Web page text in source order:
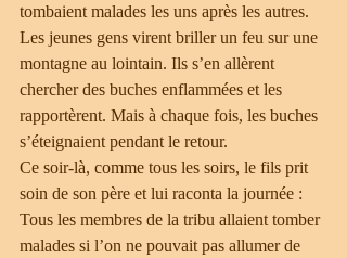
tombaient malades les uns après les autres.
Les jeunes gens virent briller un feu sur une
montagne au lointain. Ils s’en allèrent
chercher des buches enflammées et les
rapportèrent. Mais à chaque fois, les buches
s’éteignaient pendant le retour.
Ce soir-là, comme tous les soirs, le fils prit
soin de son père et lui raconta la journée :
Tous les membres de la tribu allaient tomber
malades si l’on ne pouvait pas allumer de